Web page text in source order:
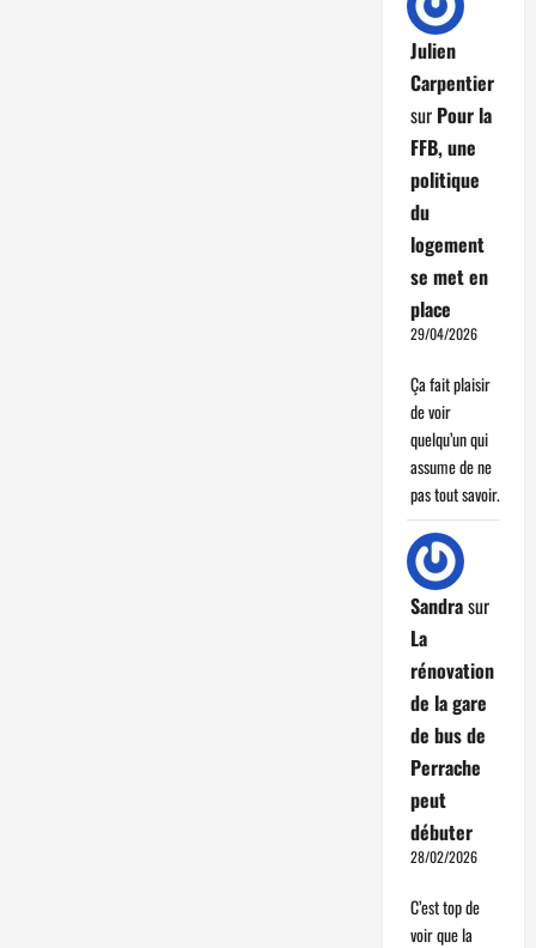
Julien
Carpentier
sur Pour la
FFB, une
politique
du
logement
se met en
place
29/04/2026
Ça fait plaisir
de voir
quelqu’un qui
assume de ne
pas tout savoir.
Sandrasur
La
rénovation
de la gare
de bus de
Perrache
peut
débuter
28/02/2026
C’est top de
voir que la